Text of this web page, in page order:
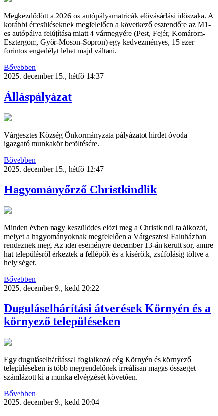
Megkezdődött a 2026-os autópályamatricák elővásárlási időszaka. A
korábbi értesüléseknek megfelelően a következő esztendőre az M1-
es autópálya felújítása miatt 4 vármegyére (Pest, Fejér, Komárom-
Esztergom, Győr-Moson-Sopron) egy kedvezményes, 15 ezer
forintos engedélyt lehet majd váltani.
Bővebben
2025. december 15., hétfő 14:37
Álláspályázat
Várgesztes Község Önkormányzata pályázatot hirdet óvoda
igazgató munkakör betöltésére.
Bővebben
2025. december 15., hétfő 12:47
Hagyományőrző Christkindlik
Minden évben nagy készülődés előzi meg a Christkindl találkozót,
melyet a hagyományoknak megfelelően a Várgesztesi Faluházban
rendeznek meg. Az idei eseményre december 13-án került sor, amire
hat településről érkeztek a fellépők és a kísérőik, zsúfolásig töltve a
helyiséget.
Bővebben
2025. december 9., kedd 20:22
Duguláselhárítási átverések Környén és a
környező településeken
Egy duguláselhárítással foglalkozó cég Környén és környező
településeken is több megrendelőnek irreálisan magas összeget
számlázott ki a munka elvégzését követően.
Bővebben
2025. december 9., kedd 20:04